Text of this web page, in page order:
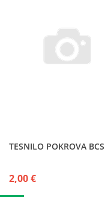
TESNILO POKROVA BCS
2,00 €